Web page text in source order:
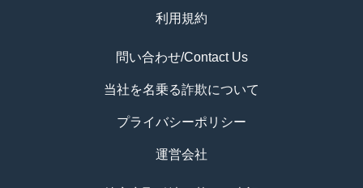
利用規約
問い合わせ/Contact Us
当社を名乗る詐欺について
プライバシーポリシー
運営会社